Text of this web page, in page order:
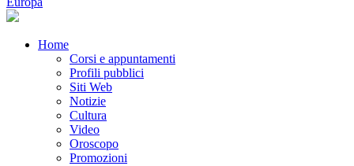
Home
Corsi e appuntamenti
Profili pubblici
Siti Web
Notizie
Cultura
Video
Oroscopo
Promozioni